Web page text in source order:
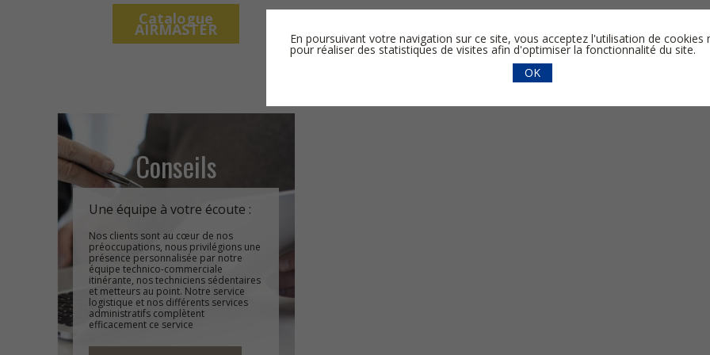
Catalogue
AIRMASTER
Conseils
Une équipe à votre écoute :
Nos clients sont au cœur de nos
préoccupations, nous privilégions une
présence personnalisée par notre
équipe technico-commerciale
itinérante, nos techniciens sédentaires
et metteurs au point. Notre service
logistique et nos différents services
administratifs complètent
efficacement ce service
En poursuivant votre navigation sur ce site, vous acceptez l'utilisation de
pour réaliser des statistiques de visites afin d'optimiser la fonctionnalité du site.
OK